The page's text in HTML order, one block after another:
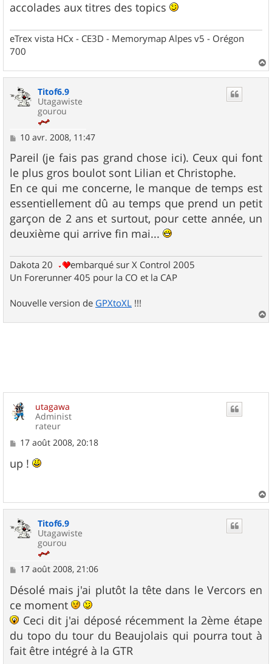
accolades aux titres des topics
eTrex vista HCx - CE3D - Memorymap Alpes v5 - Orégon
700
a
Titof6.9
Utagawiste
gourou
M
s
s
a
g
e
10 avr. 2008, 11:47
Pareil (je fais pas grand chose ici). Ceux qui font
le plus gros boulot sont Lilian et Christophe.
En ce qui me concerne, le manque de temps est
essentiellement dû au temps que prend un petit
garçon de 2 ans et surtout, pour cette année, un
deuxième qui arrive fin mai...
Dakota 20
embarqué sur X Control 2005
Un Forerunner 405 pour la CO et la CAP
Nouvelle version de GPXtoXL !!!
a
utagawa
Administ
rateur
M
s
s
e
17 août 2008, 20:18
up !
a
Titof6.9
Utagawiste
gourou
M
s
s
a
g
e
17 août 2008, 21:06
Désolé mais j'ai plutôt la tête dans le Vercors en
ce moment
Ceci dit j'ai déposé récemment la 2ème étape
du topo du tour du Beaujolais qui pourra tout à
fait être intégré à la GTR